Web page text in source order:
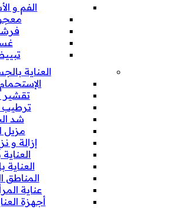
الفم و
العناية
تقشير
ترطيب
شد
مزيل
إزالة و
العناية
المناطق
عناية
أجهزة